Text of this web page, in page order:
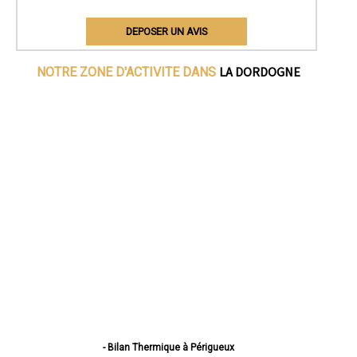
DEPOSER UN AVIS
NOTRE ZONE D'ACTIVITE DANS LA DORDOGNE
- Bilan Thermique à Périgueux